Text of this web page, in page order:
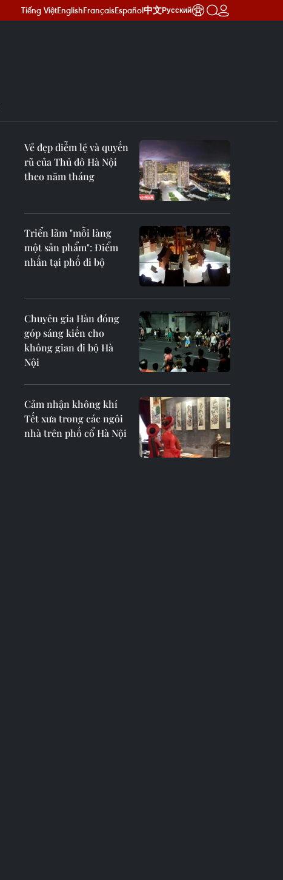
Tiếng ViệtEnglishFrançaisEspañol中文Русский
Vẻ đẹp diễm lệ và quyến
rũ của Thủ đô Hà Nội
theo năm tháng
Triển lãm "mỗi làng
một sản phẩm": Điểm
nhấn tại phố đi bộ
Chuyên gia Hàn đóng
góp sáng kiến cho
không gian đi bộ Hà
Nội
Cảm nhận không khí
Tết xưa trong các ngôi
nhà trên phố cổ Hà Nội